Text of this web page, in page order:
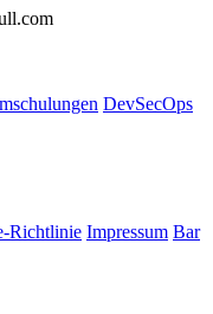
.com
DevSecOps
Richtlinie Impressum Bar